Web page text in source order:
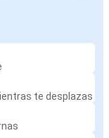
te desplazas